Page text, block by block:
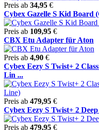
Preis ab 34,95 €
Cybex Gazelle S Kid Board
Preis ab 109,95 €
CBX Etu Adapter für Aton
Preis ab 4,90 €
Cybex Eezy S Twist+ 2
Lin ...
Preis ab 479,95 €
Cybex Eezy S Twist+ 2
Preis ab 479,95 €